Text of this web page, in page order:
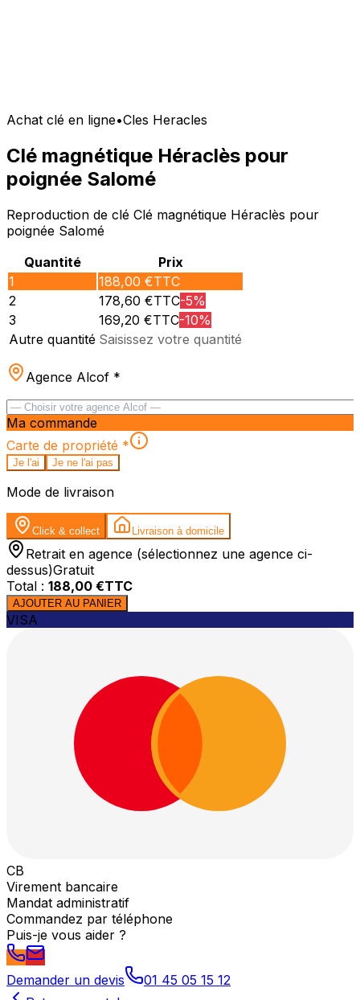
Achat clé en ligne•Cles Heracles
Clé magnétique Héraclès pour
poignée Salomé
Reproduction de clé Clé magnétique Héraclès pour
poignée Salomé
Quantité
Prix
1
188,00 €TTC
2
178,60 €TTC-5%
3
169,20 €TTC-10%
Autre quantité Saisissez votre quantité
Agence Alcof *
Ma commande
Carte de propriété *
Je l'ai Je ne l'ai pas
Mode de livraison
Click & collect Livraison à domicile
Retrait en agence (sélectionnez une agence ci-
dessus)Gratuit
Total : 188,00 €TTC
AJOUTER AU PANIER
VISA
CB
Virement bancaire
Mandat administratif
Commandez par téléphone
Puis-je vous aider ?
Demander un devis
01 45 05 15 12